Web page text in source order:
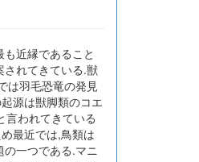
近縁であること
されてきている.獣
は羽毛恐竜の発見
源は獣脚類のコエ
言われてきている
最近では,鳥類は
一つである.マニ